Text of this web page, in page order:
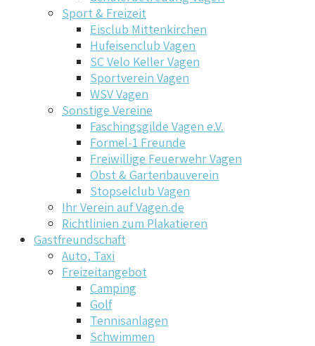
Sport & Freizeit
Eisclub Mittenkirchen
Hufeisenclub Vagen
SC Velo Keller Vagen
Sportverein Vagen
WSV Vagen
Sonstige Vereine
Faschingsgilde Vagen e.V.
Formel-1 Freunde
Freiwillige Feuerwehr Vagen
Obst & Gartenbauverein
Stopselclub Vagen
Ihr Verein auf Vagen.de
Richtlinien zum Plakatieren
Gastfreundschaft
Auto, Taxi
Freizeitangebot
Camping
Golf
Tennisanlagen
Schwimmen